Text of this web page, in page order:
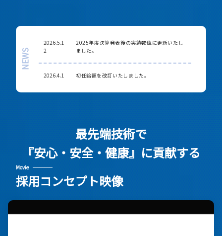
NEWS
2026.5.1
2
2025年度決算発表後の実績数値に更新いたし
ました。
2026.4.1 初任給額を改訂いたしました。
最先端技術で
『安心・安全・健康』に貢献する
Movie
採用コンセプト映像